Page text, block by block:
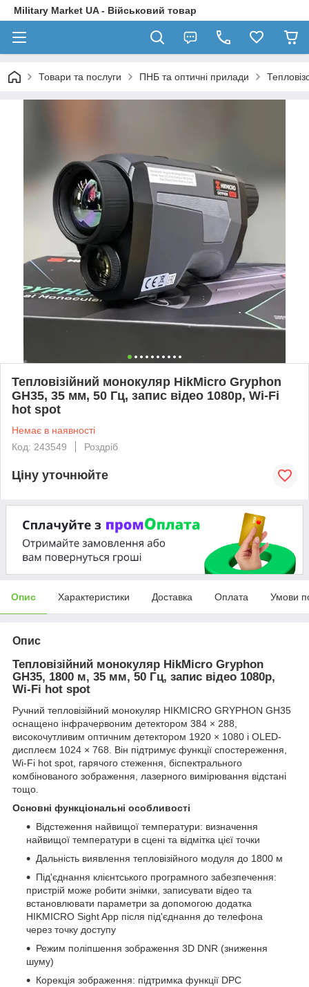
Military Market UA - Військовий товар
Товари та послуги ПНБ та оптичні прилади
Тепловізійний монокуляр HikMicro Gryphon
GH35, 35 мм, 50 Гц, запис відео 1080p, Wi-Fi
hot spot
Немає в наявності
Код: 243549
Роздріб
Ціну уточнюйте
Опис Характеристики Доставка Оплата Умови
Опис
Тепловізійний монокуляр HikMicro Gryphon
GH35, 1800 м, 35 мм, 50 Гц, запис відео 1080p,
Wi-Fi hot spot
Ручний тепловізійний монокуляр HIKMICRO GRYPHON GH35
оснащено інфрачервоним детектором 384 × 288,
високочутливим оптичним детектором 1920 × 1080 і OLED-
дисплеєм 1024 × 768. Він підтримує функції спостереження,
Wi-Fi hot spot, гарячого стеження, біспектрального
комбінованого зображення, лазерного вимірювання відстані
тощо.
Основні функціональні особливості
Відстеження найвищої температури: визначення
найвищої температури в сцені та відмітка цієї точки
Дальність виявлення тепловізійного модуля до 1800 м
Під'єднання клієнтського програмного забезпечення:
пристрій може робити знімки, записувати відео та
встановлювати параметри за допомогою додатка
HIKMICRO Sight App після під'єднання до телефона
через точку доступу
Режим поліпшення зображення 3D DNR (зниження
шуму)
Корекція зображення: підтримка функції DPC